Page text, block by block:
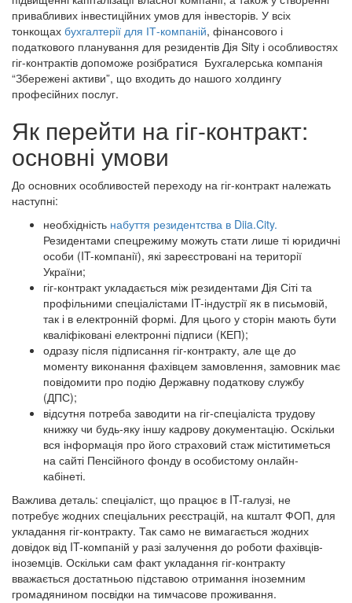
привабливих інвестиційних умов для інвесторів. У всіх
тонкощах бухгалтерії для ІТ-компаній, фінансового і
податкового планування для резидентів Дія Sity і особливостях
гіг-контрактів допоможе розібратися Бухгалерська компанія
“Збережені активи”, що входить до нашого холдингу
професійних послуг.
Як перейти на гіг-контракт:
основні умови
До основних особливостей переходу на гіг-контракт належать
наступні:
необхідність набуття резидентства в Diia.City.
Резидентами спецрежиму можуть стати лише ті юридичні
особи (IT-компанії), які зареєстровані на території
України;
гіг-контракт укладається між резидентами Дія Сіті та
профільними спеціалістами IT-індустрії як в письмовій,
так і в електронній формі. Для цього у сторін мають бути
кваліфіковані електронні підписи (КЕП);
одразу після підписання гіг-контракту, але ще до
моменту виконання фахівцем замовлення, замовник має
повідомити про подію Державну податкову службу
(ДПС);
відсутня потреба заводити на гіг-спеціаліста трудову
книжку чи будь-яку іншу кадрову документацію. Оскільки
вся інформація про його страховий стаж міститиметься
на сайті Пенсійного фонду в особистому онлайн-
кабінеті.
Важлива деталь: спеціаліст, що працює в IT-галузі, не
потребує жодних спеціальних реєстрацій, на кшталт ФОП, для
укладання гіг-контракту. Так само не вимагається жодних
довідок від IT-компаній у разі залучення до роботи фахівців-
іноземців. Оскільки сам факт укладання гіг-контракту
вважається достатньою підставою отримання іноземним
громадянином посвідки на тимчасове проживання.